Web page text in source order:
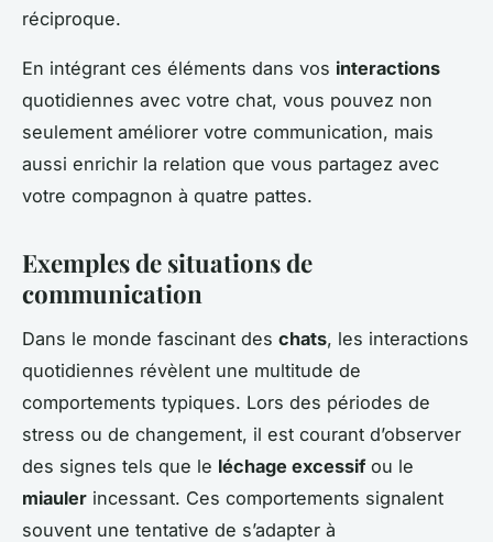
réciproque.
En intégrant ces éléments dans vos interactions
quotidiennes avec votre chat, vous pouvez non
seulement améliorer votre communication, mais
aussi enrichir la relation que vous partagez avec
votre compagnon à quatre pattes.
Exemples de situations de
communication
Dans le monde fascinant des chats, les interactions
quotidiennes révèlent une multitude de
comportements typiques. Lors des périodes de
stress ou de changement, il est courant d’observer
des signes tels que le léchage excessifou le
miauler incessant. Ces comportements signalent
souvent une tentative de s’adapter à